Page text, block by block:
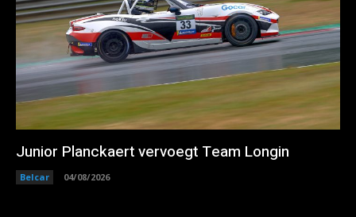
Junior Planckaert vervoegt Team Longin
Belcar 04/08/2026